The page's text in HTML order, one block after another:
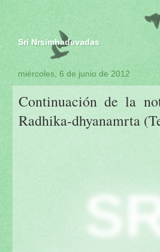
Sri Nrsimhadevadas
miércoles, 6 de junio de 2012
Continuación de la
Radhika-dhyanamrta